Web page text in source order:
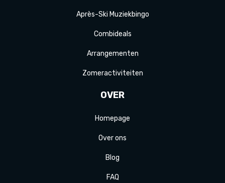
Après-Ski Muziekbingo
Combideals
Arrangementen
Zomeractiviteiten
OVER
Homepage
Over ons
Blog
FAQ